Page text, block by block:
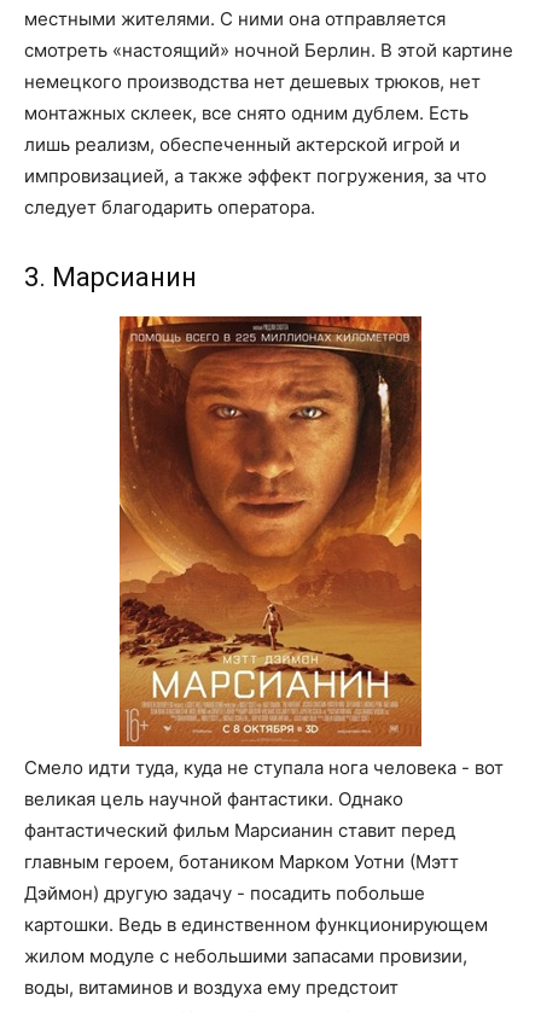
местными жителями. С ними она отправляется
смотреть «настоящий» ночной Берлин. В этой картине
немецкого производства нет дешевых трюков, нет
монтажных склеек, все снято одним дублем. Есть
лишь реализм, обеспеченный актерской игрой и
импровизацией, а также эффект погружения, за что
следует благодарить оператора.
3. Марсианин
Смело идти туда, куда не ступала нога человека - вот
великая цель научной фантастики. Однако
фантастический фильм Марсианин ставит перед
главным героем, ботаником Марком Уотни (Мэтт
Дэймон) другую задачу - посадить побольше
картошки. Ведь в единственном функционирующем
жилом модуле с небольшими запасами провизии,
воды, витаминов и воздуха ему предстоит